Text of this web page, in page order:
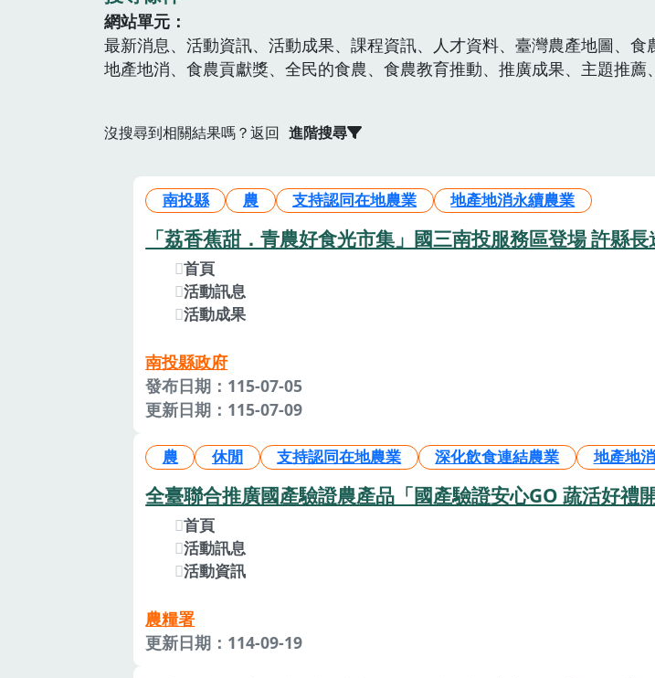
網站單元
最新消息、活動資訊、活動成果、課程資訊、人才資料、臺灣農產地圖、
地產地消、食農貢獻獎、全民的食農、食農教育推動、推廣成果、主題推薦
沒搜尋到相關結果嗎？返回 進階搜尋
南投縣 農 支持認同在地農業 地產地消永續農業
「荔香蕉甜．青農好食光市集」國三南投服務區登場 許縣
首頁
活動訊息
活動成果
南投縣政府
發布日期：115-07-05
更新日期：115-07-09
農 休閒 支持認同在地農業 深化飲食連結農業 地產地
全臺聯合推廣國產驗證農產品「國產驗證安心GO 蔬活好禮
首頁
活動訊息
活動資訊
農糧署
更新日期：114-09-19